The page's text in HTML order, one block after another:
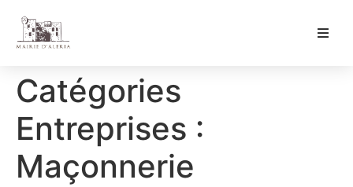
Catégories
Entreprises :
Maçonnerie